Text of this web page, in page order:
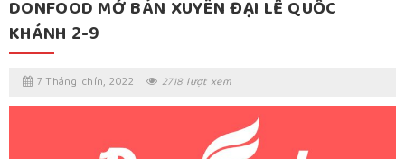
DONFOOD MỞ BÁN XUYÊN ĐẠI LỄ QUỐC
KHÁNH 2-9
7 Tháng chín, 2022 2718 lượt xem